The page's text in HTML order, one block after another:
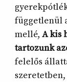
függetlenül
mellé, A kis
tartozunk
felelős